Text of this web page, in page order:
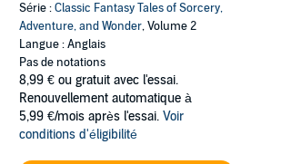
Série :Classic Fantasy Tales of Sorcery,
Adventure, and Wonder, Volume 2
Langue : Anglais
Pas de notations
8,99 € ou gratuit avec l'essai.
Renouvellement automatique à
5,99 €/mois après l'essai. Voir
conditions d'éligibilité